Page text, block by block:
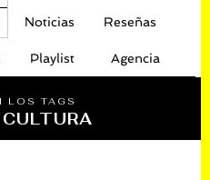
Noticias Reseñas
Playlist Agencia
LOS TAGS